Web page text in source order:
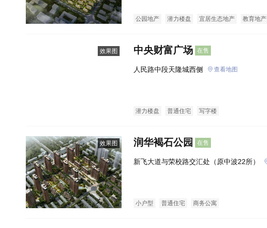
公园地产 潜力楼盘 宜居生态地产 教育地产
效果图 中央财富广场 在售
人民路中段天隆城西侧 查看地图
潜力楼盘 普通住宅 写字楼
效果图 润华褐石公园 在售
新飞大道与荣校路交汇处（原中波22所）
小户型 普通住宅 商务公寓